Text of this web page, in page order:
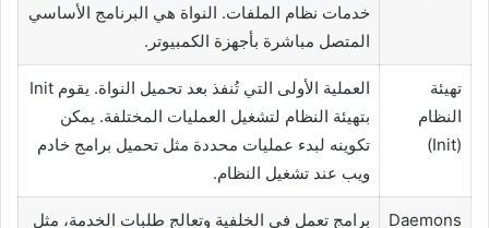
خدمات نظام الملفات. النواة هي البرنامج الأساسي
المتصل مباشرة بأجهزة الكمبيوتر.
تهيئة
النظام
(Init)
العملية الأولى التي تُنفذ بعد تحميل النواة. يقوم Init
بتهيئة النظام لتشغيل العمليات المختلفة. يمكن
تكوينه لبدء عمليات محددة مثل تحميل برامج خادم
ويب عند تشغيل النظام.
Daemons
برامج تعمل في الخلفية وتعالج طلبات الخدمة، مثل